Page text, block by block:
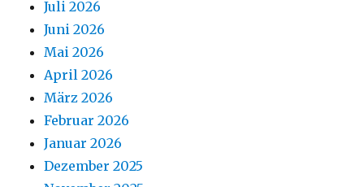
Juli 2026
Juni 2026
Mai 2026
April 2026
März 2026
Februar 2026
Januar 2026
Dezember 2025